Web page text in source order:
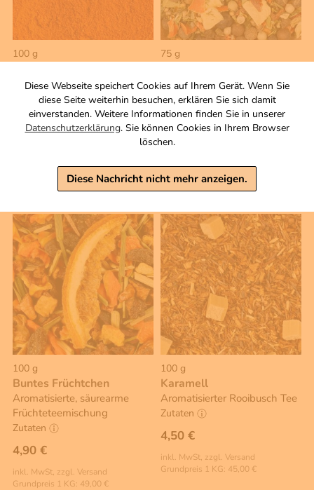
Diese Webseite speichert Cookies auf Ihrem Gerät. Wenn Sie
diese Seite weiterhin besuchen, erklären Sie sich damit
einverstanden. Weitere Informationen finden Sie in unserer
Datenschutzerklärung. Sie können Cookies in Ihrem Browser
löschen.
Diese Nachricht nicht mehr anzeigen.
100 g
gemahlen
3,90 €
inkl. MwSt, zzgl. Versand
Warenkorb
75 g
ganz
Zutaten
3,50 €
inkl. MwSt, zzgl. Versand
Warenkorb
100 g
Buntes Früchtchen
Aromatisierte, säurearme
Früchteteemischung
Zutaten
4,90 €
inkl. MwSt, zzgl. Versand
Grundpreis 1 KG: 49,00 €
100 g
Karamell
Aromatisierter Rooibusch Tee
Zutaten
4,50 €
inkl. MwSt, zzgl. Versand
Grundpreis 1 KG: 45,00 €